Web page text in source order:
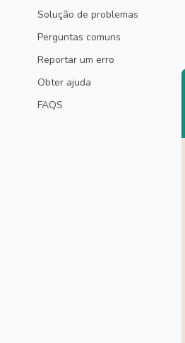
Solução de problemas
Perguntas comuns
Reportar um erro
Obter ajuda
FAQS